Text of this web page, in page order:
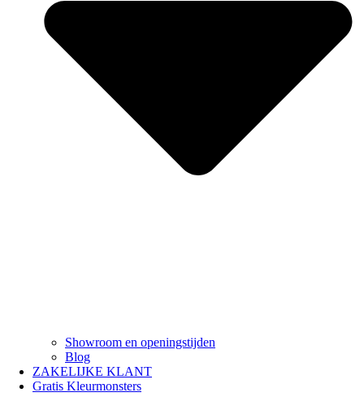
Showroom en openingstijden
Blog
ZAKELIJKE KLANT
Gratis Kleurmonsters